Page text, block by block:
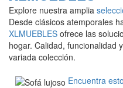
Explore nuestra amplia
Desde clásicos atemporales
XLMUEBLES ofrece las
hogar. Calidad, funcionalidad
variada colección.
Encuentra